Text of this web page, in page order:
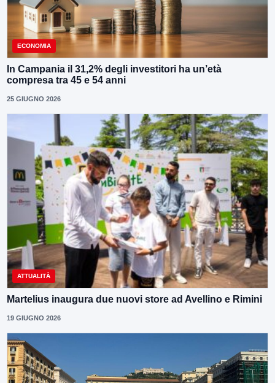
ECONOMIA
In Campania il 31,2% degli investitori ha un’età
compresa tra 45 e 54 anni
25 GIUGNO 2026
ATTUALITÀ
Martelius inaugura due nuovi store ad Avellino e Rimini
19 GIUGNO 2026